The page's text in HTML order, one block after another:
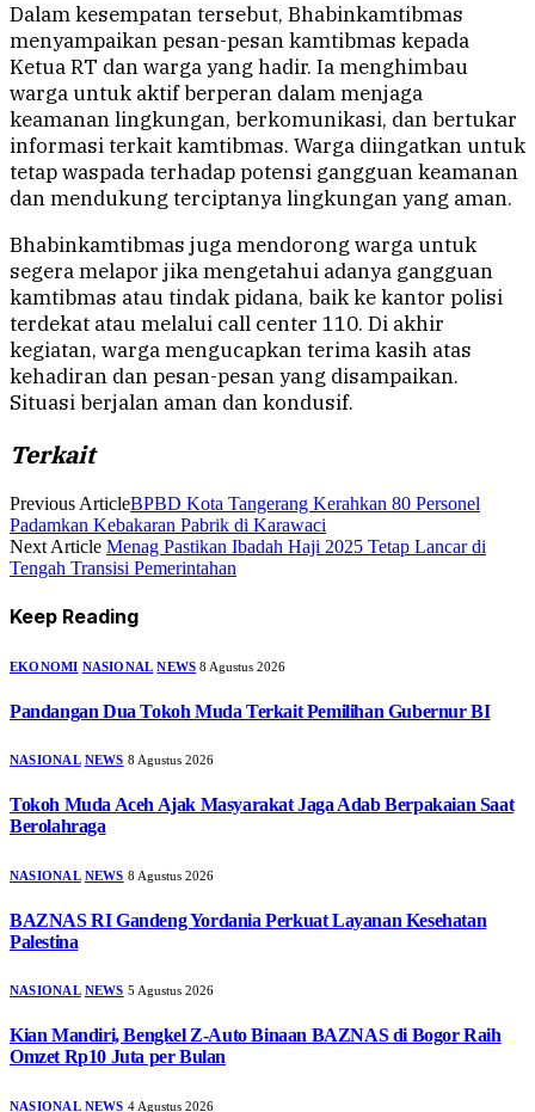
Dalam kesempatan tersebut, Bhabinkamtibmas
menyampaikan pesan-pesan kamtibmas kepada
Ketua RT dan warga yang hadir. Ia menghimbau
warga untuk aktif berperan dalam menjaga
keamanan lingkungan, berkomunikasi, dan bertukar
informasi terkait kamtibmas. Warga diingatkan untuk
tetap waspada terhadap potensi gangguan keamanan
dan mendukung terciptanya lingkungan yang aman.
Bhabinkamtibmas juga mendorong warga untuk
segera melapor jika mengetahui adanya gangguan
kamtibmas atau tindak pidana, baik ke kantor polisi
terdekat atau melalui call center 110. Di akhir
kegiatan, warga mengucapkan terima kasih atas
kehadiran dan pesan-pesan yang disampaikan.
Situasi berjalan aman dan kondusif.
Terkait
Previous ArticleBPBD Kota Tangerang Kerahkan 80 Personel
Padamkan Kebakaran Pabrik di Karawaci
Next Article Menag Pastikan Ibadah Haji 2025 Tetap Lancar di
Tengah Transisi Pemerintahan
Keep Reading
EKONOMI NASIONAL NEWS 8 Agustus 2026
Pandangan Dua Tokoh Muda Terkait Pemilihan Gubernur BI
NASIONAL NEWS 8 Agustus 2026
Tokoh Muda Aceh Ajak Masyarakat Jaga Adab Berpakaian Saat
Berolahraga
NASIONAL NEWS 8 Agustus 2026
BAZNAS RI Gandeng Yordania Perkuat Layanan Kesehatan
Palestina
NASIONAL NEWS 5 Agustus 2026
Kian Mandiri, Bengkel Z-Auto Binaan BAZNAS di Bogor Raih
Omzet Rp10 Juta per Bulan
NASIONAL NEWS 4 Agustus 2026